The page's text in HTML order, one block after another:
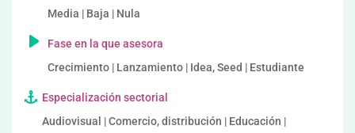
Media | Baja | Nula
Fase en la que asesora
Crecimiento | Lanzamiento | Idea, Seed | Estudiante
Especialización sectorial
Audiovisual | Comercio, distribución | Educación |